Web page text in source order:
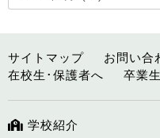
サイトマップ お問い合
在校生･保護者へ
卒業
学校紹介